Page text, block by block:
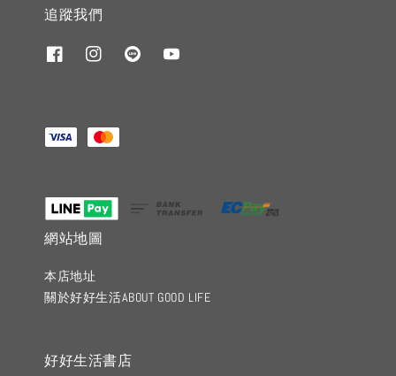
追蹤我們
網站地圖
本店地址
關於好好生活ABOUT GOOD LIFE
好好生活書店